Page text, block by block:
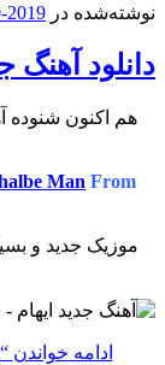
در 2019-10-09
2019-10-09
آهنگ جدید
شنوده آهنگ
Ghalbe Man
جدید و بسیار زیبای
خواندن“دانلود